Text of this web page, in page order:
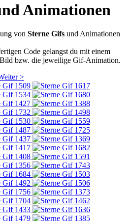
Animationen
von Sterne Gifs und Animationen
Code gelangst du mit einem
bzw. die jeweilige Gif-Animation.
>